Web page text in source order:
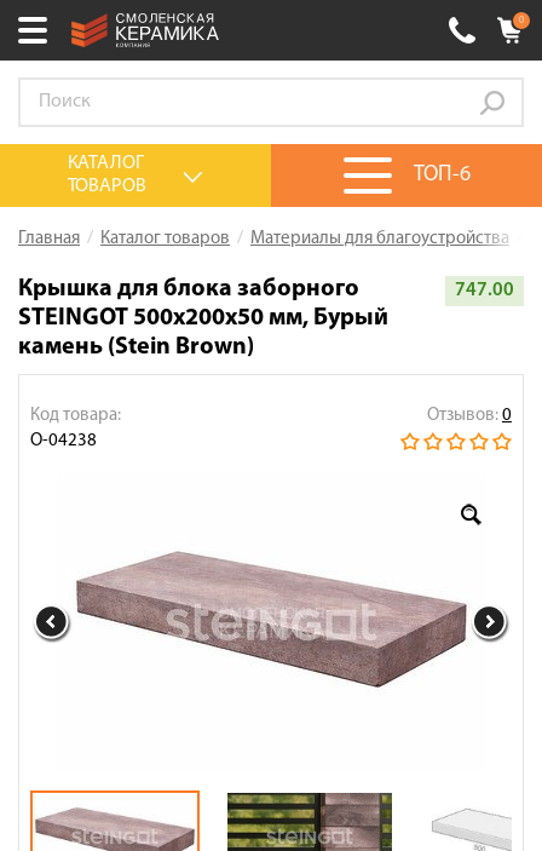
Выберите ваш город:
+7 (4812) 548-777
0 товаров на сумму0.00руб.
Акции
О компании
Сервис
Галерея объектов
Контакты
0
ТОП-6
КАТАЛОГ
ТОВАРОВ
Главная Каталог товаров Материалы для благоустройства
Крышка для блока заборного
STEINGOT 500x200x50 мм, Бурый
камень (Stein Brown)
747.00
Отзывов: 0
Код товара:
О-04238